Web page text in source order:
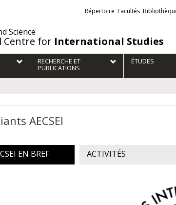
Science
Centre for International Studies
Liens
externes
Répertoire Facultés
RECHERCHE ET
PUBLICATIONS
ÉTUDES
AECSEI
EN BREF ACTIVITÉS